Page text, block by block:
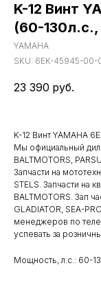
K-12 Винт
(60-130л.с.,
YAMAHA
SKU: 6EK-45945-00-
23 390 руб.
K-12 Винт YAMAHA
Мы официальный
BALTMOTORS,
Запчасти на
STELS. Запчасти на
BALTMOTORS. Зап
GLADIATOR, SEA-
менеджеров по
успевать за
Мощность, л.с.: 60-